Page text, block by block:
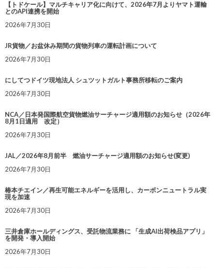
【トドケール】マルチキャリア化に向けて、2026年7月よりヤマト運輸
とのAPI連携を開始
2026年7月30日
JR貨物／お盆休み期間の貨物列車の運転計画について
2026年7月30日
にしてつドイツ現地法人 シュツットガルト事務所移転のご案内
2026年7月30日
NCA／日本発国際航空貨物燃油サーチャージ適用額のお知らせ（2026年
8月1日適用 改定）
2026年7月30日
JAL／2026年8月前半 燃油サーチャージ適用額のお知らせ(変更)
2026年7月30日
椿本チエイン／再生可能エネルギーを活用し、カーボンニュートラル実
現を加速
2026年7月30日
三井倉庫ホールディングス、受託物流業務に 「生成AI出荷検品アプリ」
を開発・導入開始
2026年7月30日